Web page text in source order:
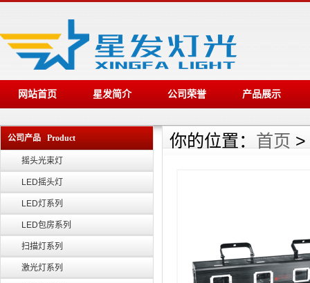
网站首页 星发简介 公司荣誉 产品展示
公司产品 Product
摇头光束灯
LED摇头灯
LED灯系列
LED包房系列
扫描灯系列
激光灯系列
你的位置： 首页 >